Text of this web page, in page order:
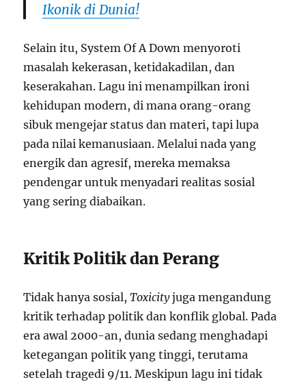
Ikonik di Dunia!
Selain itu, System Of A Down menyoroti
masalah kekerasan, ketidakadilan, dan
keserakahan. Lagu ini menampilkan ironi
kehidupan modern, di mana orang-orang
sibuk mengejar status dan materi, tapi lupa
pada nilai kemanusiaan. Melalui nada yang
energik dan agresif, mereka memaksa
pendengar untuk menyadari realitas sosial
yang sering diabaikan.
Kritik Politik dan Perang
Tidak hanya sosial,Toxicityjuga mengandung
kritik terhadap politik dan konflik global. Pada
era awal 2000-an, dunia sedang menghadapi
ketegangan politik yang tinggi, terutama
setelah tragedi 9/11. Meskipun lagu ini tidak